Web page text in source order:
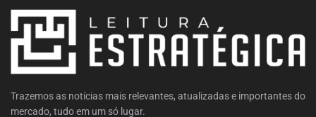
Trazemos as notícias mais relevantes, atualizadas e importantes do
mercado, tudo em um só lugar.